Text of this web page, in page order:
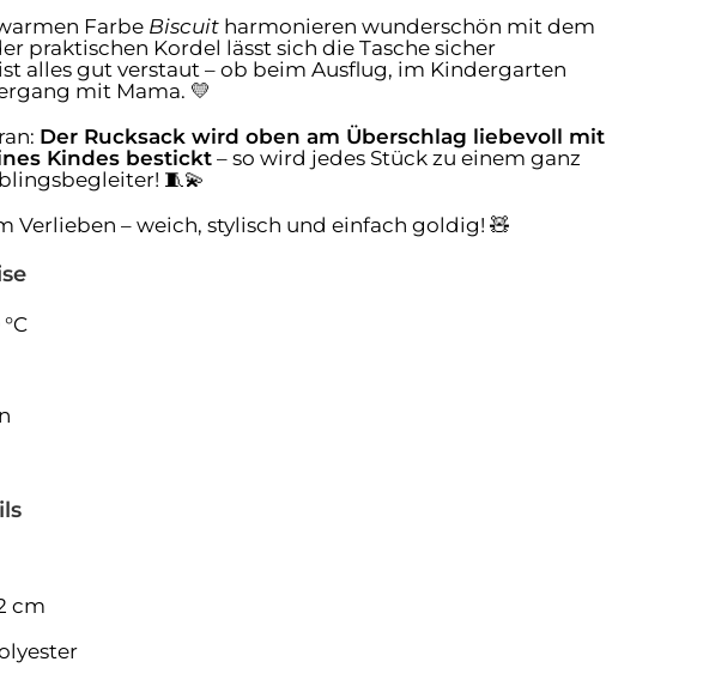
Farbe Biscuit harmonieren wunderschön mit dem
praktischen Kordel lässt sich die Tasche sicher
alles gut verstaut – ob beim Ausflug, im Kindergarten
mit Mama. 💛
Der Rucksack wird oben am Überschlag liebevoll mit
Kindes bestickt– so wird jedes Stück zu einem ganz
🧵💫
Verlieben – weich, stylisch und einfach goldig! 🧸
cm